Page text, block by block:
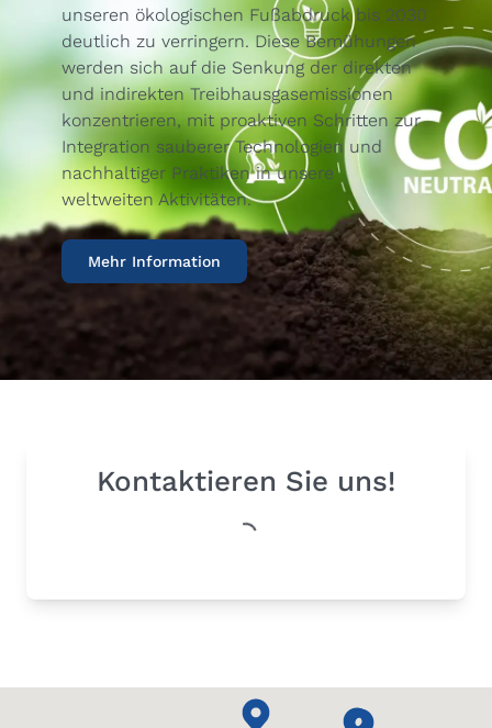
unseren ökologischen Fußabdruck bis 2030
deutlich zu verringern. Diese Bemühungen
werden sich auf die Senkung der direkten
und indirekten Treibhausgasemissionen
konzentrieren, mit proaktiven Schritten zur
Integration sauberer Technologien und
nachhaltiger Praktiken in unsere
weltweiten Aktivitäten.
Mehr Information
Kontaktieren Sie uns!